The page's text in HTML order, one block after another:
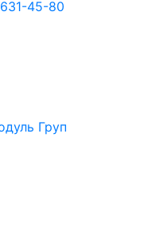
631-45-80